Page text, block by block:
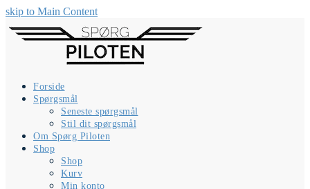
skip to Main Content
Forside
Spørgsmål
Seneste spørgsmål
Stil dit spørgsmål
Om Spørg Piloten
Shop
Shop
Kurv
Min konto